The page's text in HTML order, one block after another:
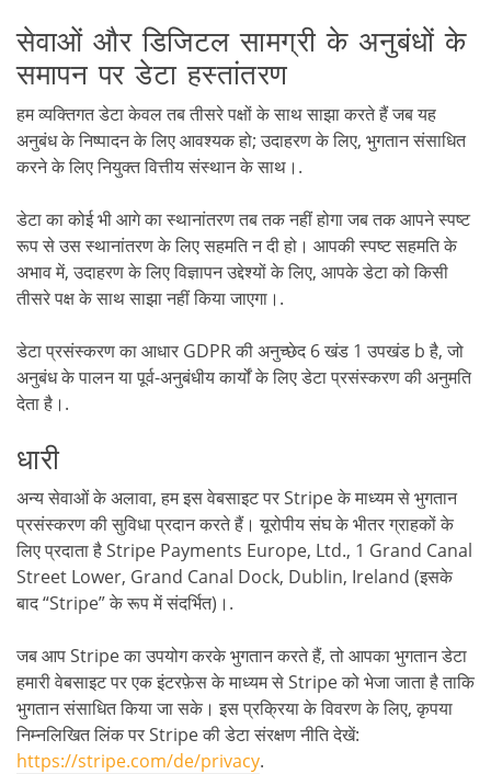
सेवाओं और डिजिटल सामग्री के अनुबंधों के
समापन पर डेटा हस्तांतरण
हम व्यक्तिगत डेटा केवल तब तीसरे पक्षों के साथ साझा करते हैं जब यह
अनुबंध के निष्पादन के लिए आवश्यक हो; उदाहरण के लिए, भुगतान संसाधित
करने के लिए नियुक्त वित्तीय संस्थान के साथ।.
डेटा का कोई भी आगे का स्थानांतरण तब तक नहीं होगा जब तक आपने स्पष्ट
रूप से उस स्थानांतरण के लिए सहमति न दी हो। आपकी स्पष्ट सहमति के
अभाव में, उदाहरण के लिए विज्ञापन उद्देश्यों के लिए, आपके डेटा को किसी
तीसरे पक्ष के साथ साझा नहीं किया जाएगा।.
डेटा प्रसंस्करण का आधार GDPR की अनुच्छेद 6 खंड 1 उपखंड b है, जो
अनुबंध के पालन या पूर्व-अनुबंधीय कार्यों के लिए डेटा प्रसंस्करण की अनुमति
देता है।.
धारी
अन्य सेवाओं के अलावा, हम इस वेबसाइट पर Stripe के माध्यम से भुगतान
प्रसंस्करण की सुविधा प्रदान करते हैं। यूरोपीय संघ के भीतर ग्राहकों के
लिए प्रदाता है Stripe Payments Europe, Ltd., 1 Grand Canal
Street Lower, Grand Canal Dock, Dublin, Ireland (इसके
बाद “Stripe” के रूप में संदर्भित)।.
जब आप Stripe का उपयोग करके भुगतान करते हैं, तो आपका भुगतान डेटा
हमारी वेबसाइट पर एक इंटरफ़ेस के माध्यम से Stripe को भेजा जाता है ताकि
भुगतान संसाधित किया जा सके। इस प्रक्रिया के विवरण के लिए, कृपया
निम्नलिखित लिंक पर Stripe की डेटा संरक्षण नीति देखें:
https://stripe.com/de/privacy.